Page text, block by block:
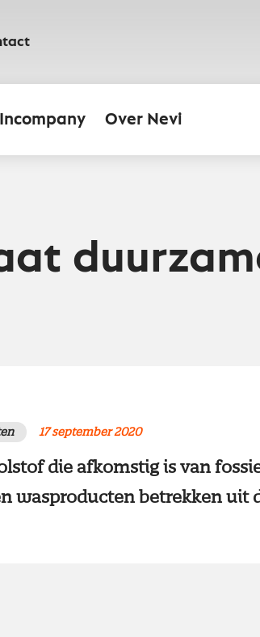
Incompany Over Nevi
17 september 2020
die afkomstig is van
wasproducten betrekken uit